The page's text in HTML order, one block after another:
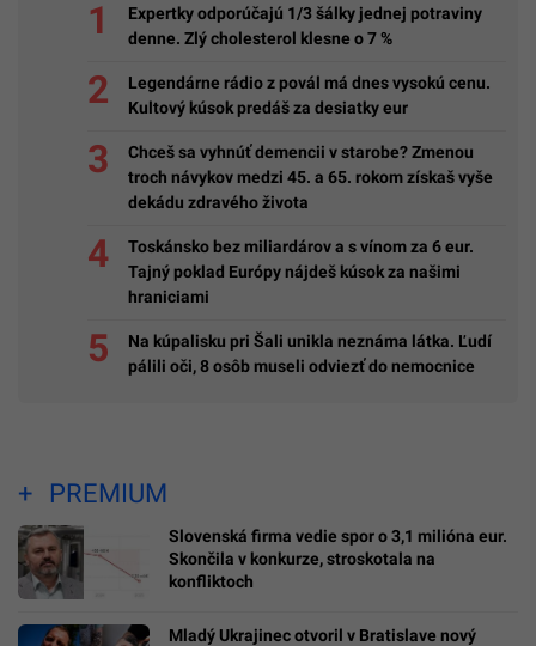
Expertky odporúčajú 1/3 šálky jednej potraviny
denne. Zlý cholesterol klesne o 7 %
Legendárne rádio z povál má dnes vysokú cenu.
Kultový kúsok predáš za desiatky eur
Chceš sa vyhnúť demencii v starobe? Zmenou
troch návykov medzi 45. a 65. rokom získaš vyše
dekádu zdravého života
Toskánsko bez miliardárov a s vínom za 6 eur.
Tajný poklad Európy nájdeš kúsok za našimi
hraniciami
Na kúpalisku pri Šali unikla neznáma látka. Ľudí
pálili oči, 8 osôb museli odviezť do nemocnice
PREMIUM
Slovenská firma vedie spor o 3,1 milióna eur.
Skončila v konkurze, stroskotala na
konfliktoch
Mladý Ukrajinec otvoril v Bratislave nový